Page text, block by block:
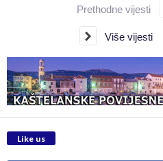
Prethodne vijesti
Više vijesti
Like us